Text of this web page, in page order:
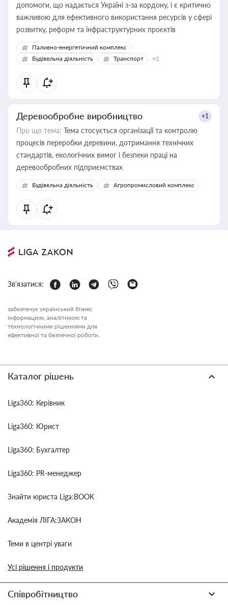
допомоги, що надається Україні з-за кордону, і є критично
важливою для ефективного використання ресурсів у сфері
розвитку, реформ та інфраструктурних проєктів
Паливно-енергетичний комплекс
Будівельна діяльність
Транспорт +2
Деревообробне виробництво +1
Про що тема: Тема стосується організації та контролю
процесів переробки деревини, дотримання технічних
стандартів, екологічних вимог і безпеки праці на
деревообробних підприємствах
Будівельна діяльність Агропромисловий комплекс
Зв'язатися:
забезпечує український бізнес
інформацією, аналітикою та
технологічними рішеннями для
ефективної та безпечної роботи.
Каталог рішень
Liga360: Керівник
Liga360: Юрист
Liga360: Бухгалтер
Liga360: PR-менеджер
Знайти юриста Liga:BOOK
Академія ЛІГА:ЗАКОН
Теми в центрі уваги
Усі рішення і продукти
Співробітництво